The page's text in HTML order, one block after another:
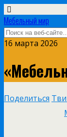
Мебельный мир
16 марта 2026
Поделиться